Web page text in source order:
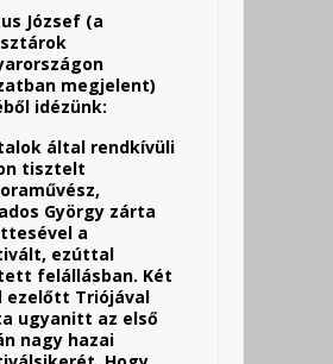
József (a
megjelent)
idézünk:
által rendkívüli
tisztelt
György zárta
a
ezúttal
felállásban. Két
ezelőtt Triójával
ugyanitt az első
nagy hazai